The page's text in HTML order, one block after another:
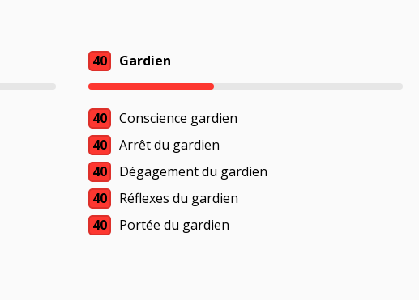
40 Gardien
40
Conscience gardien
40
Arrêt du gardien
40
Dégagement du gardien
40
Réflexes du gardien
40
Portée du gardien